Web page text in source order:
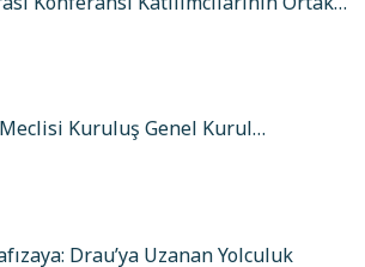
Kuruluş Genel Kurul…
Drau’ya Uzanan Yolculuk